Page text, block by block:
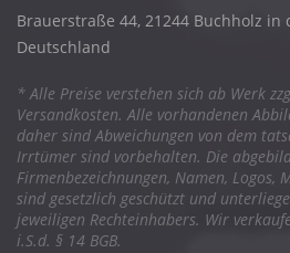
Brauerstraße 44, 21244 Buchholz in
Deutschland
* Alle Preise verstehen sich ab Werk
Versandkosten. Alle vorhandenen
daher sind Abweichungen von dem
Irrtümer sind vorbehalten. Die
Firmenbezeichnungen, Namen, Logos,
sind gesetzlich geschützt und
jeweiligen Rechteinhabers. Wir
i.S.d. § 14 BGB.